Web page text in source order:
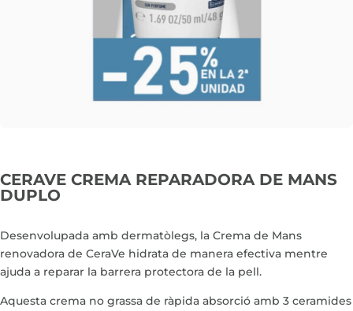
CERAVE CREMA REPARADORA DE MANS
DUPLO
Desenvolupada amb dermatòlegs, la Crema de Mans
renovadora de CeraVe hidrata de manera efectiva mentre
ajuda a reparar la barrera protectora de la pell.
Aquesta crema no grassa de ràpida absorció amb 3 ceramides